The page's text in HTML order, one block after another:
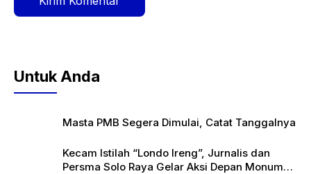
Untuk Anda
Masta PMB Segera Dimulai, Catat Tanggalnya
Kecam Istilah “Londo Ireng”, Jurnalis dan
Persma Solo Raya Gelar Aksi Depan Monumen